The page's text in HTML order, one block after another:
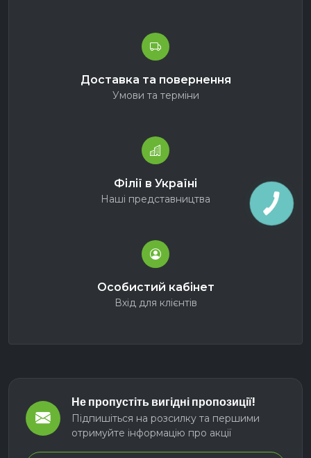
Доставка та повернення
Умови та терміни
Філії в Україні
Наші представництва
Особистий кабінет
Вхід для клієнтів
Не пропустіть вигідні пропозиції!
Підпишіться на розсилку та першими
отримуйте інформацію про акції